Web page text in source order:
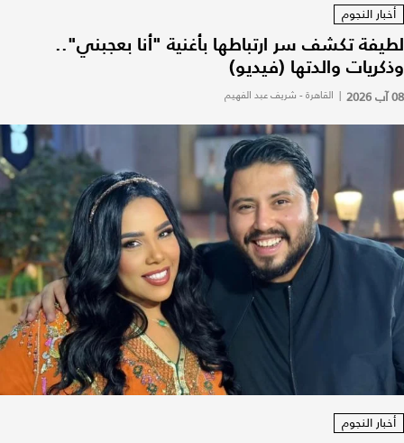
أخبار النجوم
لطيفة تكشف سر ارتباطها بأغنية "أنا بعجبني"..
وذكريات والدتها (فيديو)
08 آب 2026 | القاهرة - شريف عبد الفهيم
أخبار النجوم